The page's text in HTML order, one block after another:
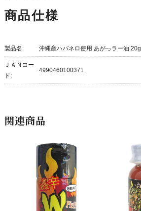
商品仕様
製品名: 沖縄産ハバネロ使用 あがっラー油 20g
ＪＡＮコー
ド:
4990460100371
関連商品